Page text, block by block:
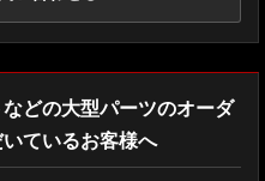
どの大型パーツのオーダ
ているお客様へ